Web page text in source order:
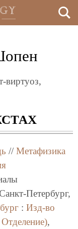
виртуоз,
// Метафизика
Петербург,
: Изд-во
,